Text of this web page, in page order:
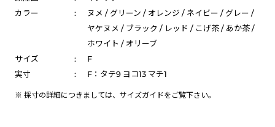
カラー
:
ヌメ / グリーン / オレンジ / ネイビー / グレー /
ヤケヌメ / ブラック / レッド / こげ茶 / あか茶 /
ホワイト / オリーブ
サイズ
:
F
実寸
: F：タテ9 ヨコ13 マチ1
※ 採寸の詳細につきましては、 サイズガイドをご覧下さい。